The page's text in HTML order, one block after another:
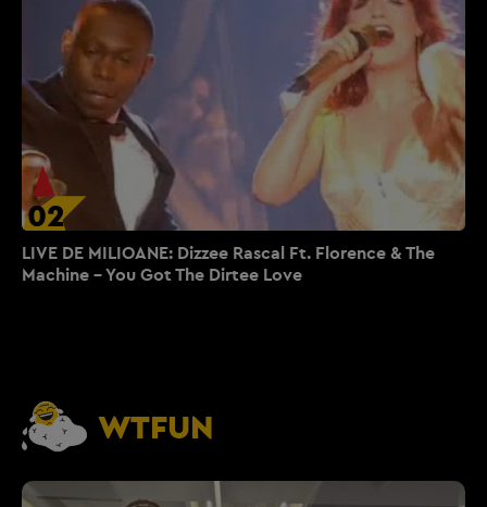
02
LIVE DE MILIOANE: Dizzee Rascal Ft. Florence & The
Machine - You Got The Dirtee Love
WTFUN